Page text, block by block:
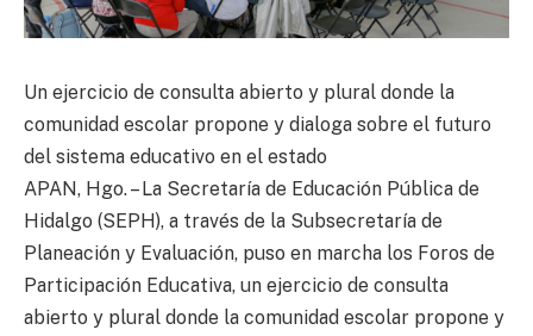
Un ejercicio de consulta abierto y plural donde la
comunidad escolar propone y dialoga sobre el futuro
del sistema educativo en el estado
APAN, Hgo. – La Secretaría de Educación Pública de
Hidalgo (SEPH), a través de la Subsecretaría de
Planeación y Evaluación, puso en marcha los Foros de
Participación Educativa, un ejercicio de consulta
abierto y plural donde la comunidad escolar propone y